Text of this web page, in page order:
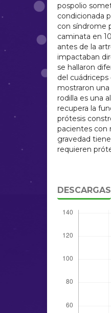
pospolio
condicionada
con síndrome
caminata en
antes de la
impactaban
se hallaron
del
mostraron
rodilla es una
recupera la
prótesis
pacientes con
gravedad
requieren
DESCARGAS